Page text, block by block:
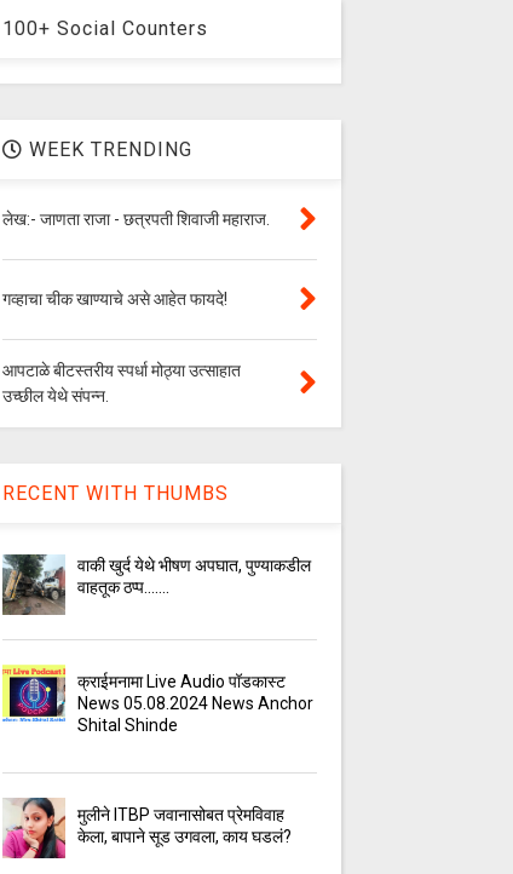
100+ Social Counters
WEEK TRENDING
लेख:- जाणता राजा - छत्रपती शिवाजी महाराज.
गव्हाचा चीक खाण्याचे असे आहेत फायदे!
आपटाळे बीटस्तरीय स्पर्धा मोठ्या उत्साहात
उच्छील येथे संपन्न.
RECENT WITH THUMBS
वाकी खुर्द येथे भीषण अपघात, पुण्याकडील
वाहतूक ठप्प.......
क्राईमनामा Live Audio पॉडकास्ट
News 05.08.2024 News Anchor
Shital Shinde
मुलीने ITBP जवानासोबत प्रेमविवाह
केला, बापाने सूड उगवला, काय घडलं?